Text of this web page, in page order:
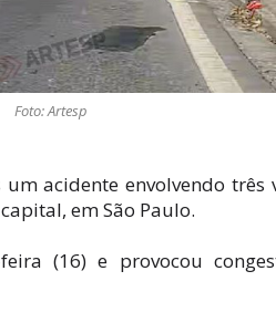
Foto: Artesp
acidente envolvendo três
em São Paulo.
(16) e provocou